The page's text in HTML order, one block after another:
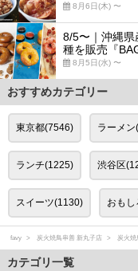
8月6日(木) 〜
8/5〜｜沖縄県
種を販売『
8月5日(水) 〜
おすすめカテゴリー
東京都(7546) ラーメ
ランチ(1225) 渋谷区
スイーツ(1130) おも
favy 炭火焼鳥串善 新丸子店 炭火焼
カテゴリ一覧